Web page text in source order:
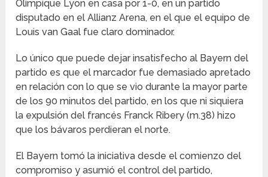
Olimpique Lyon en casa por 1-0, en un partido
disputado en el Allianz Arena, en el que el equipo de
Louis van Gaal fue claro dominador.
Lo único que puede dejar insatisfecho al Bayern del
partido es que el marcador fue demasiado apretado
en relación con lo que se vio durante la mayor parte
de los 90 minutos del partido, en los que ni siquiera
la expulsión del francés Franck Ribery (m.38) hizo
que los bávaros perdieran el norte.
El Bayern tomó la iniciativa desde el comienzo del
compromiso y asumió el control del partido,